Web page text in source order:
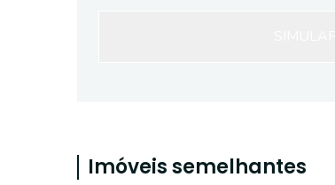
Imóveis semelhantes